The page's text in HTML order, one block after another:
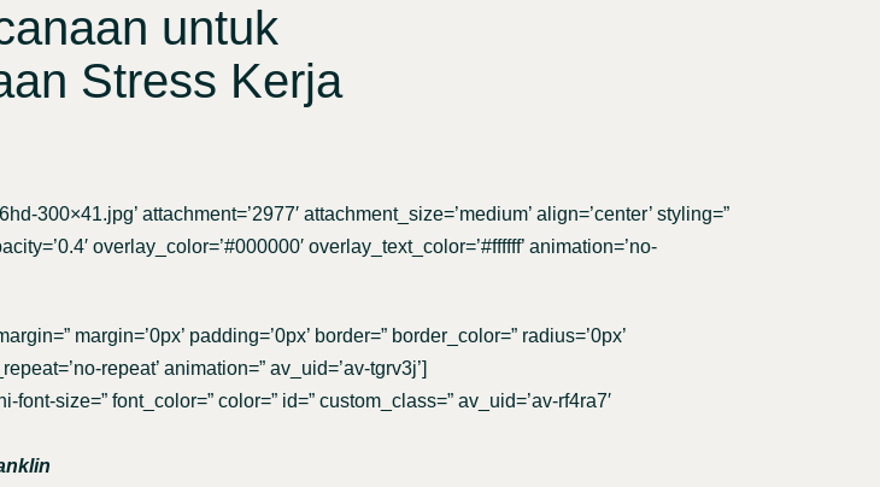
untuk
Stress Kerja
300×41.jpg’ attachment=’2977′ attachment_size=’medium’ align=’center’ styling=”
overlay_color=’#000000′ overlay_text_color=’#ffffff’ animation=’no-
margin=’0px’ padding=’0px’ border=” border_color=” radius=’0px’
repeat’ animation=” av_uid=’av-tgrv3j’]
size=” font_color=” color=” id=” custom_class=” av_uid=’av-rf4ra7′